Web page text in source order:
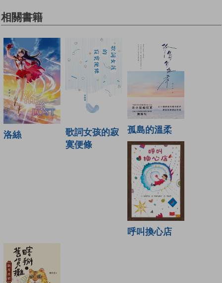
相關書籍
洛絲
歌詞女孩的寂
寞便條
孤島的溫柔
呼叫換心店